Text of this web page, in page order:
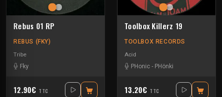
Rebus 01 RP
REBUS (FKY)
Tribe
Fky
12.90€ TTC
Toolbox Killerz 19
TOOLBOX RECORDS
Acid
PHonic - PHönki
13.20€ TTC